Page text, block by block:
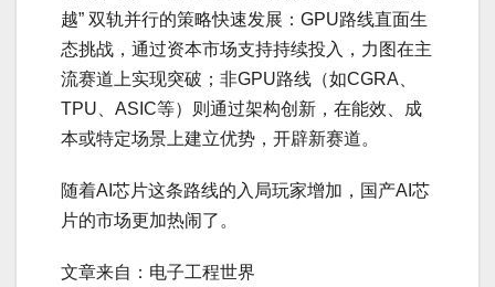
越” 双轨并行的策略快速发展：GPU路线直面生
态挑战，通过资本市场支持持续投入，力图在主
流赛道上实现突破；非GPU路线（如CGRA、
TPU、ASIC等）则通过架构创新，在能效、成
本或特定场景上建立优势，开辟新赛道。
随着AI芯片这条路线的入局玩家增加，国产AI芯
片的市场更加热闹了。
文章来自：电子工程世界